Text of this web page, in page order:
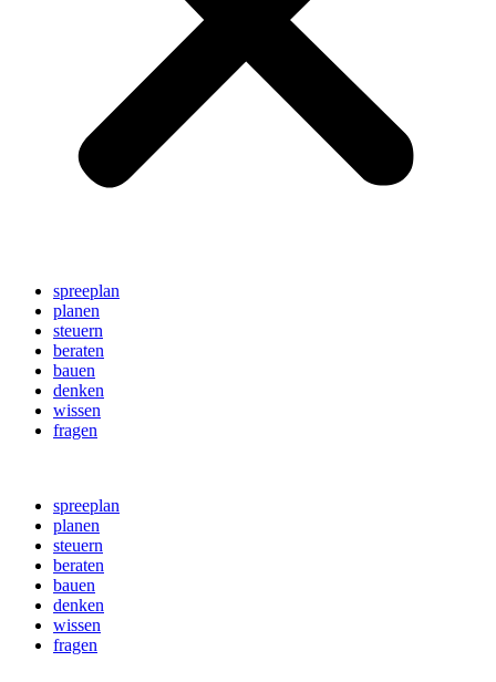
spreeplan
planen
steuern
beraten
bauen
denken
wissen
fragen
spreeplan
planen
steuern
beraten
bauen
denken
wissen
fragen